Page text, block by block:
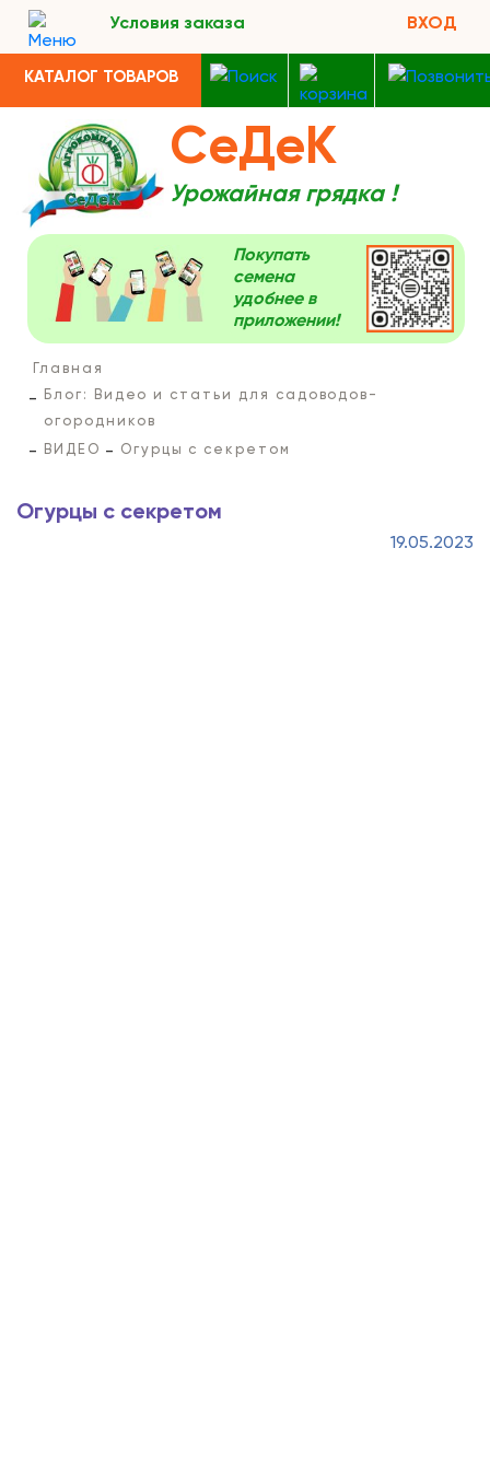
Условия заказа ВХОД
КАТАЛОГ ТОВАРОВ
СеДеК
Урожайная грядка !
Покупать
семена
удобнее в
приложении!
Главная
Блог: Видео и статьи для садоводов-
огородников
ВИДЕО
Огурцы с секретом
Огурцы с секретом
19.05.2023